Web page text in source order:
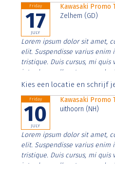
Friday
17
JULY
Kawasaki Promo
Zelhem (GD)
Lorem ipsum dolor sit amet,
elit. Suspendisse varius enim
tristique. Duis cursus, mi quis
interdum nulla, ut commodo
Aenean faucibus nibh et
Kies een locatie en schrijf
Friday
10
JULY
Kawasaki Promo
uithoorn (NH)
Lorem ipsum dolor sit amet,
elit. Suspendisse varius enim
tristique. Duis cursus, mi quis
interdum nulla, ut commodo